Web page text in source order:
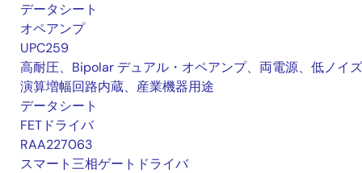
データシート
オペアンプ
UPC259
高耐圧、Bipolar デュアル・オペアンプ、両電源、低ノイ
演算増幅回路内蔵、産業機器用途
データシート
FETドライバ
RAA227063
スマート三相ゲートドライバ